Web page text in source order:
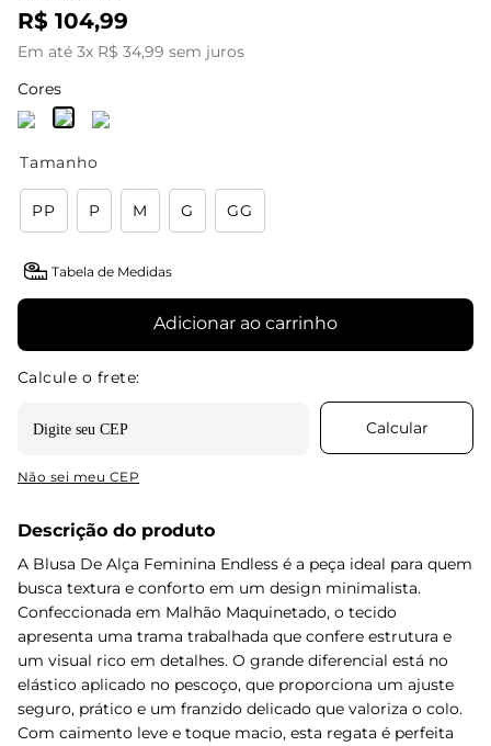
R$ 104,99
Em até 3x R$ 34,99 sem juros
Cores
Tamanho
PP P M G GG
Tabela de Medidas
Adicionar ao carrinho
Não sei meu CEP
Descrição do produto
A Blusa De Alça Feminina Endless é a peça ideal para quem
busca textura e conforto em um design minimalista.
Confeccionada em Malhão Maquinetado, o tecido
apresenta uma trama trabalhada que confere estrutura e
um visual rico em detalhes. O grande diferencial está no
elástico aplicado no pescoço, que proporciona um ajuste
seguro, prático e um franzido delicado que valoriza o colo.
Com caimento leve e toque macio, esta regata é perfeita